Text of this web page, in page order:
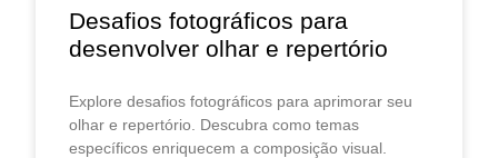
Desafios fotográficos para
desenvolver olhar e repertório
Explore desafios fotográficos para aprimorar seu
olhar e repertório. Descubra como temas
específicos enriquecem a composição visual.